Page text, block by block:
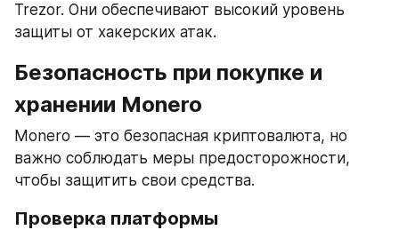
Trezor. Они обеспечивают высокий уровень
защиты от хакерских атак.
Безопасность при покупке и
хранении Monero
Monero — это безопасная криптовалюта, но
важно соблюдать меры предосторожности,
чтобы защитить свои средства.
Проверка платформы